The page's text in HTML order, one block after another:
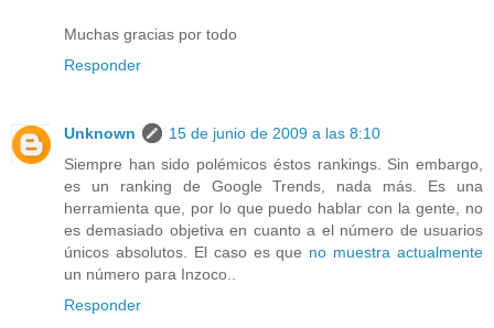
Muchas gracias por todo
Responder
Unknown
15 de junio de 2009 a las 8:10
Siempre han sido polémicos éstos rankings. Sin embargo,
es un ranking de Google Trends, nada más. Es una
herramienta que, por lo que puedo hablar con la gente, no
es demasiado objetiva en cuanto a el número de usuarios
únicos absolutos. El caso es que no muestra actualmente
un número para Inzoco..
Responder